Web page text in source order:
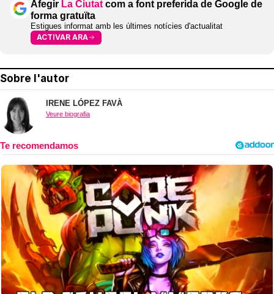
Afegir La Ciutat com a font preferida de Google de
forma gratuïta
Estigues informat amb les últimes notícies d'actualitat
ACTIVAR ARA
Sobre l'autor
IRENE LÓPEZ FAVÀ
Veure biografia